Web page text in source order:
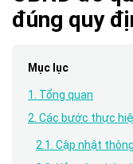
đúng quy
Mục lục
1. Tổng quan
2. Các bước thực
2.1. Cập nhật